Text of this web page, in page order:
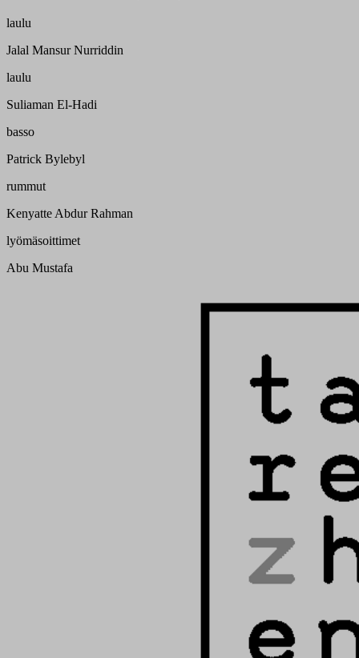
laulu
Jalal Mansur Nurriddin
laulu
Suliaman El-Hadi
basso
Patrick Bylebyl
rummut
Kenyatte Abdur Rahman
lyömäsoittimet
Abu Mustafa